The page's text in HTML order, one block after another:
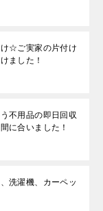
け☆ご実家の片付け
ました！
不用品の即日回収
に合いました！
洗濯機、カーペッ